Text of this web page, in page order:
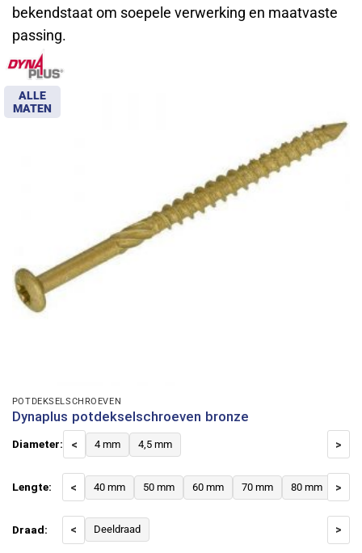
bekendstaat om soepele verwerking en maatvaste
passing.
ALLE
MATEN
POTDEKSELSCHROEVEN
Dynaplus potdekselschroeven bronze
Diameter: < 4 mm 4,5 mm >
Lengte: < 40 mm 50 mm 60 mm 70 mm 80 mm >
Draad: < Deeldraad >